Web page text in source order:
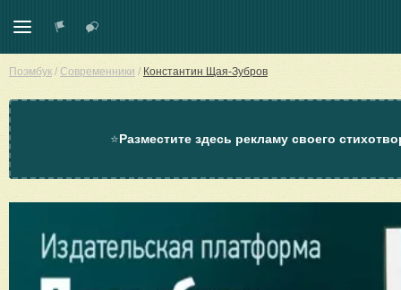
Поэмбук / Современники / Константин Щая-Зубров
⭐Разместите здесь рекламу своего